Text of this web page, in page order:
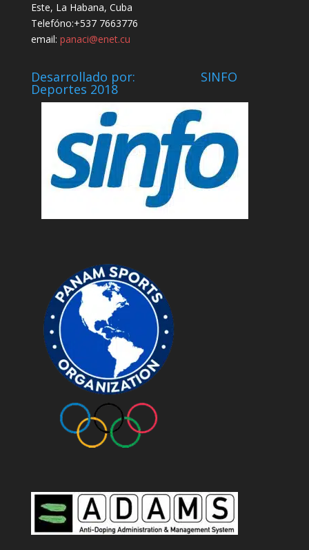
Este, La Habana, Cuba
Telefóno:+537 7663776
email: panaci@enet.cu
Desarrollado por: SINFO
Deportes 2018